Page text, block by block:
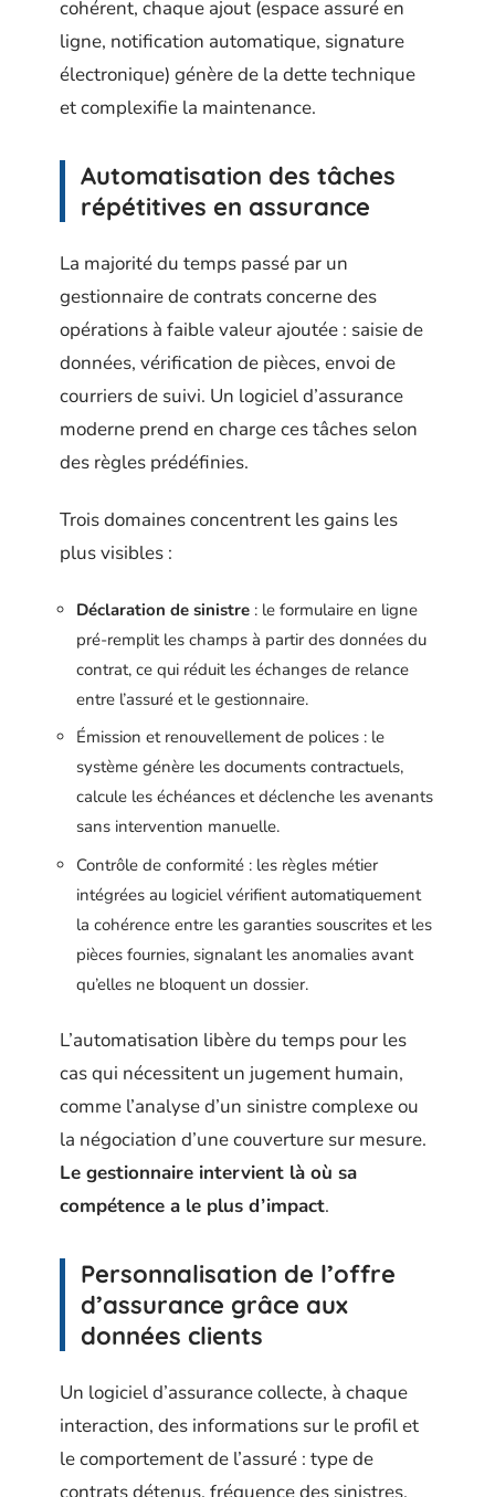
cohérent, chaque ajout (espace assuré en
ligne, notification automatique, signature
électronique) génère de la dette technique
et complexifie la maintenance.
Automatisation des tâches
répétitives en assurance
La majorité du temps passé par un
gestionnaire de contrats concerne des
opérations à faible valeur ajoutée : saisie de
données, vérification de pièces, envoi de
courriers de suivi. Un logiciel d’assurance
moderne prend en charge ces tâches selon
des règles prédéfinies.
Trois domaines concentrent les gains les
plus visibles :
Déclaration de sinistre : le formulaire en ligne
pré-remplit les champs à partir des données du
contrat, ce qui réduit les échanges de relance
entre l’assuré et le gestionnaire.
Émission et renouvellement de polices : le
système génère les documents contractuels,
calcule les échéances et déclenche les avenants
sans intervention manuelle.
Contrôle de conformité : les règles métier
intégrées au logiciel vérifient automatiquement
la cohérence entre les garanties souscrites et les
pièces fournies, signalant les anomalies avant
qu’elles ne bloquent un dossier.
L’automatisation libère du temps pour les
cas qui nécessitent un jugement humain,
comme l’analyse d’un sinistre complexe ou
la négociation d’une couverture sur mesure.
Le gestionnaire intervient là où sa
compétence a le plus d’impact.
Personnalisation de l’offre
d’assurance grâce aux
données clients
Un logiciel d’assurance collecte, à chaque
interaction, des informations sur le profil et
le comportement de l’assuré : type de
contrats détenus, fréquence des sinistres,